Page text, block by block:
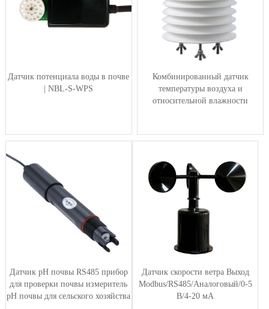
Датчик потенциала воды в почве
| NBL-S-WPS
Комбинированный датчик
температуры воздуха и
относительной влажности
Датчик pH почвы RS485 прибор
для проверки почвы измеритель
pH почвы для сельского хозяйства
Датчик скорости ветра Выход
Modbus/RS485/Аналоговый/0-5
В/4-20 мА